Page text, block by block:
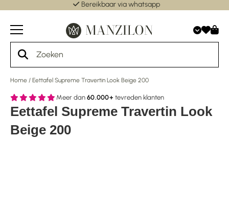
Bereikbaar via whatsapp
Home / Eettafel Supreme Travertin Look Beige 200
Meer dan 60.000+ tevreden klanten
Eettafel Supreme Travertin Look
Beige 200